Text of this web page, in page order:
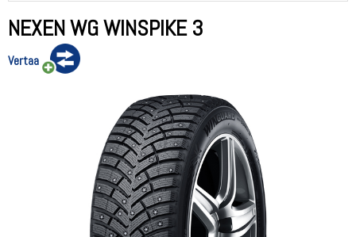
NEXEN WG WINSPIKE 3
Vertaa